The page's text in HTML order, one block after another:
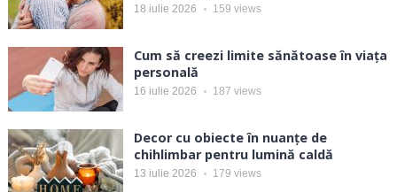
18 iulie 2026 159 views
Cum să creezi limite sănătoase în viața
personală
16 iulie 2026 187 views
Decor cu obiecte în nuanțe de
chihlimbar pentru lumină caldă
13 iulie 2026 179 views